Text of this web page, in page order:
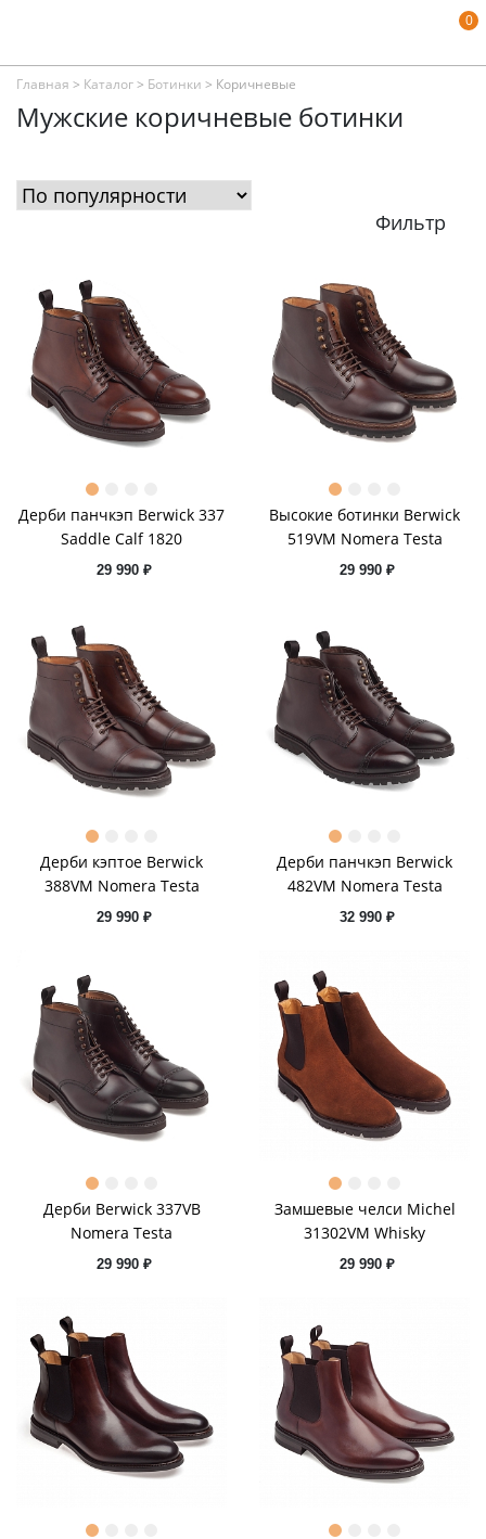
0
Главная > Каталог> Ботинки > Коричневые
Мужские коричневые ботинки
Фильтр
Дерби панчкэп Berwick 337
Saddle Calf 1820
29 990 ₽
Высокие ботинки Berwick
519VM Nomera Testa
29 990 ₽
Дерби кэптое Berwick
388VM Nomera Testa
29 990 ₽
Дерби панчкэп Berwick
482VM Nomera Testa
32 990 ₽
Дерби Berwick 337VB
Nomera Testa
29 990 ₽
Замшевые челси Michel
31302VM Whisky
29 990 ₽